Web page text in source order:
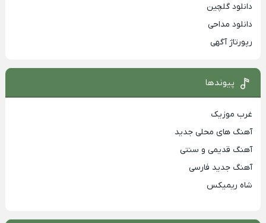
دانلود گلچین
دانلود مداحی
رپورتاژ آگهی
پیوندها
غرب موزیک
آهنگ های محلی جدید
آهنگ قدیمی و سنتی
آهنگ جدید فارسی
شاه ریمیکس